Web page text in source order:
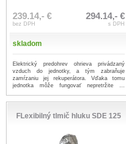
239.14,- €
bez DPH
294.14,- €
s DPH
skladom
Elektrický predohrev ohrieva privádzaný
vzduch do jednotky, a tým zabraňuje
zamŕzaniu jej rekuperátora. Vďaka tomu
jednotka môže fungovať nepretržite ...
FLexibilný tlmič hluku SDE 125